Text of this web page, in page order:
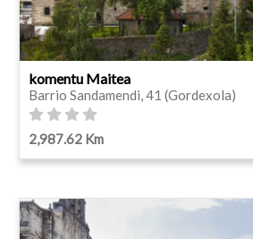
komentu Maitea
Barrio Sandamendi, 41 (Gordexola)
2,987.62 Km